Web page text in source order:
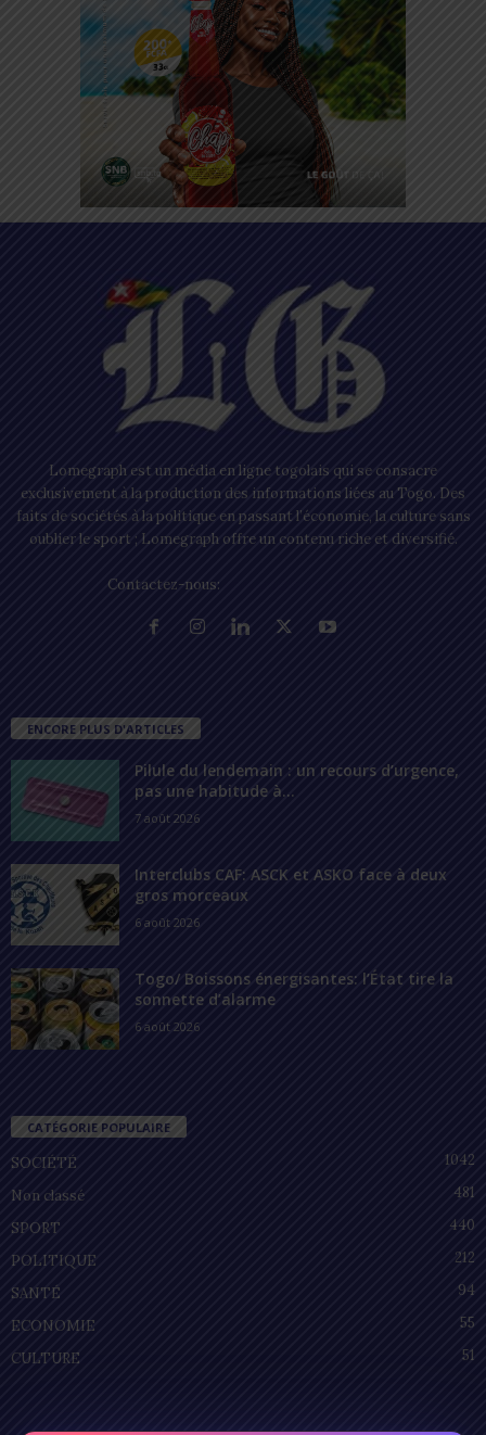
Lomegraph est un média en ligne togolais qui se consacre
exclusivement à la production des informations liées au Togo. Des
faits de sociétés à la politique en passant l’économie, la culture sans
oublier le sport ; Lomegraph offre un contenu riche et diversifié.
Contactez-nous:
ENCORE PLUS D'ARTICLES
Pilule du lendemain : un recours d’urgence,
pas une habitude à...
7 août 2026
Interclubs CAF: ASCK et ASKO face à deux
gros morceaux
6 août 2026
Togo/ Boissons énergisantes: l’État tire la
sonnette d’alarme
6 août 2026
CATÉGORIE POPULAIRE
SOCIÉTÉ
1042
Non classé
481
SPORT
440
POLITIQUE
212
SANTÉ
94
ECONOMIE
55
CULTURE
51